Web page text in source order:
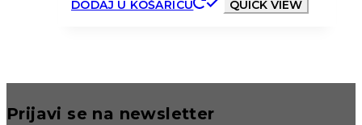
DODAJ U KOŠARICU
QUICK VIEW
Prijavi se na newsletter